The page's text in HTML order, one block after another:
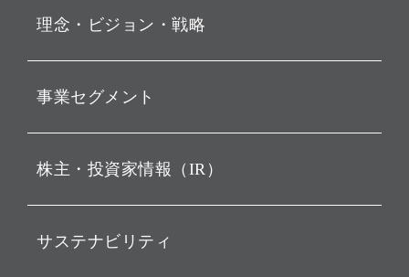
お知らせ
動画配信
理念・ビジョン・戦略
経営理念
ビジョン
戦略
バリュー
ソフトバンクグループの歩
事業セグメント
ソフトバンク・ビジョン・
株主・投資家情報（IR）
IRカレンダー
サステナビリティ